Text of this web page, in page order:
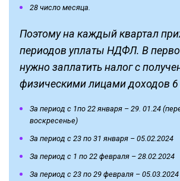
28 число месяца.
Поэтому на каждый квартал
периодов уплаты НДФЛ. В
нужно заплатить налог с
физическими лицами доходов 6
За период с 1по 22 января – 29. 01.24
воскресенье)
За период с 23 по 31 января – 05.02.2024
За период с 1 по 22 февраля – 28.02.2024
За период с 23 по 29 февраля – 05.03.2024